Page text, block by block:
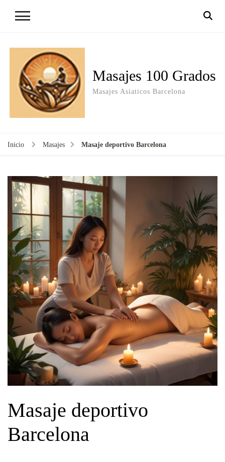
Masajes 100 Grados
Masajes Asiaticos Barcelona
Inicio Masajes Masaje deportivo Barcelona
Masaje deportivo
Barcelona